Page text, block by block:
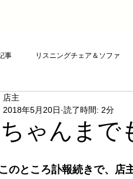
事 リスニングチェア＆ソファ
クリスタルチューニング
ゃんまで
店主
2018年5月20日 読了時間: 2分
のところ訃報続きで、店